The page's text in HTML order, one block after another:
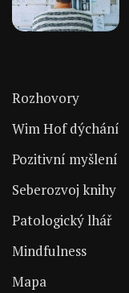
Rozhovory
Wim Hof dýchání
Pozitivní myšlení
Seberozvoj knihy
Patologický lhář
Mindfulness
Mapa